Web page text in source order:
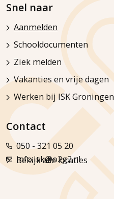
Snel naar
Aanmelden
Schooldocumenten
Ziek melden
Vakanties en vrije dagen
Werken bij ISK Groningen
Contact
050 - 321 05 20
info.isk@o2g2.nl
Bekijk alle locaties